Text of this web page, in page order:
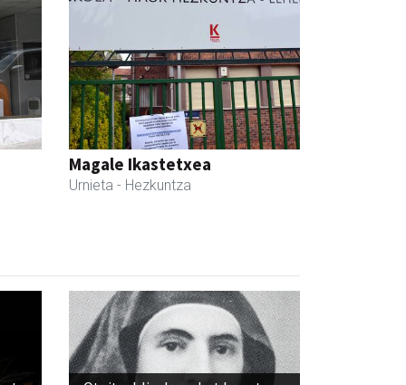
Magale Ikastetxea
Urnieta - Hezkuntza